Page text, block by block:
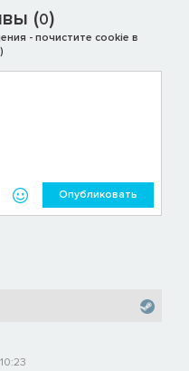
(0)
- почистите cookie в
Опубликовать